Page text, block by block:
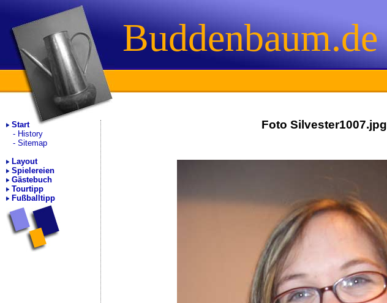
Buddenbaum.de
Start
History
Sitemap
Layout
Spielereien
Gästebuch
Tourtipp
Fußballtipp
Foto Silvester1007.jpg